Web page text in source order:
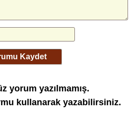
Kaydet
yorum yazılmamış.
kullanarak yazabilirsiniz.